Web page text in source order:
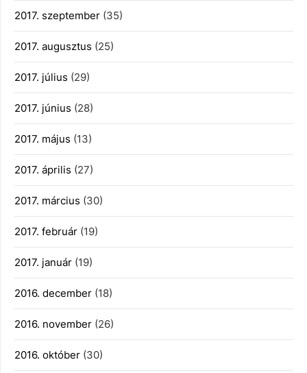
2017. szeptember (35)
2017. augusztus (25)
2017. július (29)
2017. június (28)
2017. május (13)
2017. április (27)
2017. március (30)
2017. február (19)
2017. január (19)
2016. december (18)
2016. november (26)
2016. október (30)